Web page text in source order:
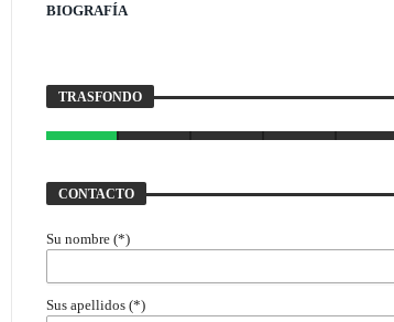
BIOGRAFÍA
TRASFONDO
JAVIER BUSTAMANTE
CONTACTO
Su nombre (*)
Sus apellidos (*)